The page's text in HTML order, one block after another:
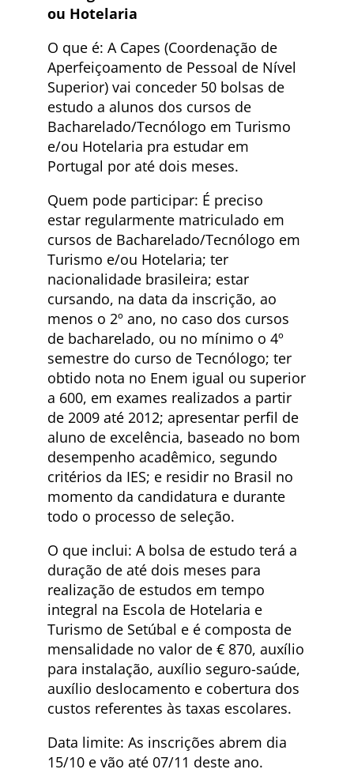
ou Hotelaria
O que é: A Capes (Coordenação de
Aperfeiçoamento de Pessoal de Nível
Superior) vai conceder 50 bolsas de
estudo a alunos dos cursos de
Bacharelado/Tecnólogo em Turismo
e/ou Hotelaria pra estudar em
Portugal por até dois meses.
Quem pode participar: É preciso
estar regularmente matriculado em
cursos de Bacharelado/Tecnólogo em
Turismo e/ou Hotelaria; ter
nacionalidade brasileira; estar
cursando, na data da inscrição, ao
menos o 2º ano, no caso dos cursos
de bacharelado, ou no mínimo o 4º
semestre do curso de Tecnólogo; ter
obtido nota no Enem igual ou superior
a 600, em exames realizados a partir
de 2009 até 2012; apresentar perfil de
aluno de excelência, baseado no bom
desempenho acadêmico, segundo
critérios da IES; e residir no Brasil no
momento da candidatura e durante
todo o processo de seleção.
O que inclui: A bolsa de estudo terá a
duração de até dois meses para
realização de estudos em tempo
integral na Escola de Hotelaria e
Turismo de Setúbal e é composta de
mensalidade no valor de € 870, auxílio
para instalação, auxílio seguro-saúde,
auxílio deslocamento e cobertura dos
custos referentes às taxas escolares.
Data limite: As inscrições abrem dia
15/10 e vão até 07/11 deste ano.